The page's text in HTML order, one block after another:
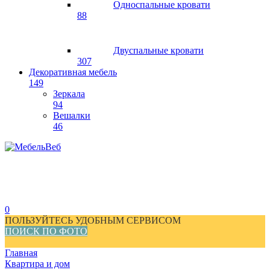
Односпальные кровати
88
Двуспальные кровати
307
Декоративная мебель
149
Зеркала
94
Вешалки
46
0
ПОЛЬЗУЙТЕСЬ УДОБНЫМ СЕРВИСОМ
ПОИСК ПО ФОТО
Главная
Квартира и дом